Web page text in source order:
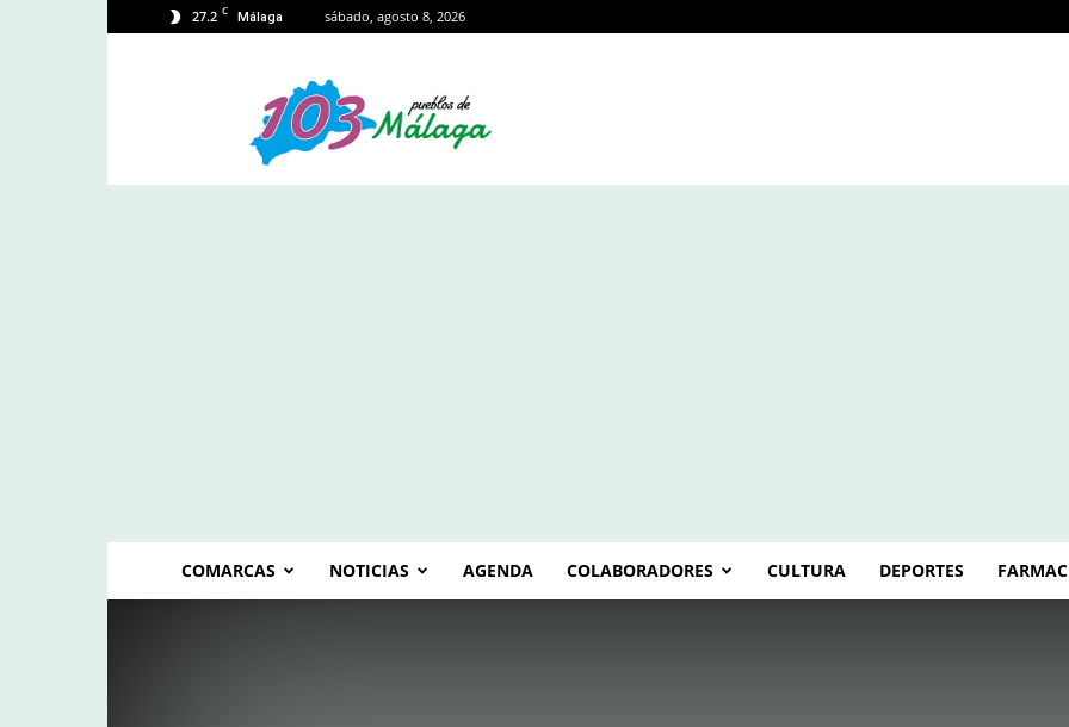
27.2 C Málaga sábado, agosto 8, 2026
Málaga
COMARCAS NOTICIAS AGENDA COLABORADORES CULTURA DEPORTES